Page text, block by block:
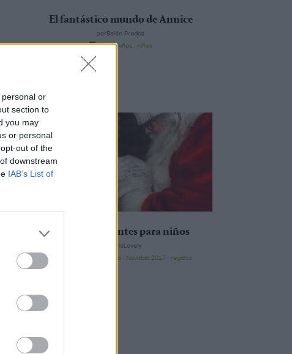
or
section to
you may
or personal
out of the
downstream
IAB’s List of
El fantástico mundo de Annice
porBelén Pradas
moda niños
niños
Regalos diferentes para niños
porStyleLovely
ideas Navidad 2017· regalos